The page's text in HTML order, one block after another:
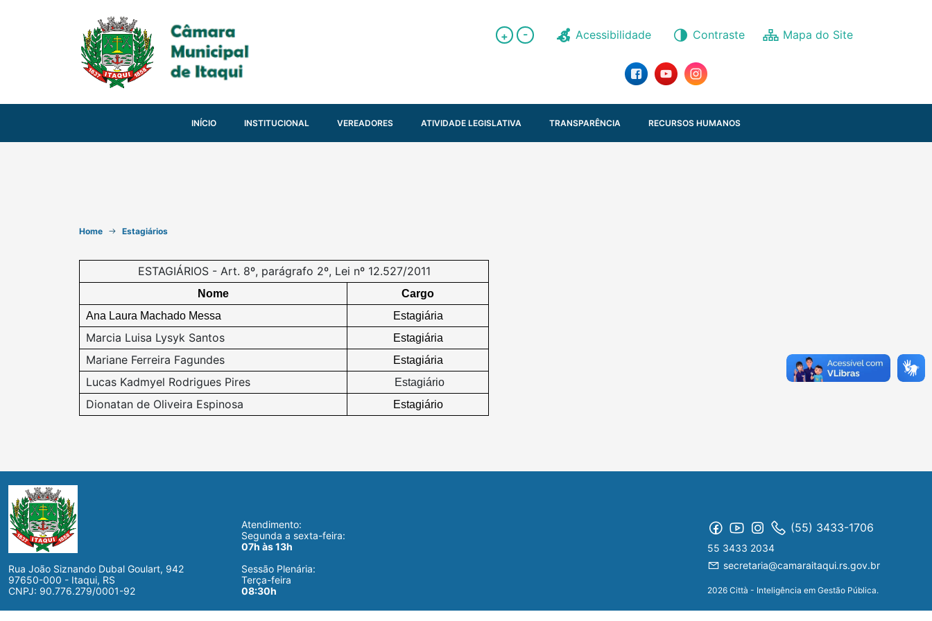
+ - Acessibilidade Contraste
INÍCIO INSTITUCIONAL VEREADORES ATIVIDADE LEGISLATIVA TRANSPARÊNCIA RECURSOS HUMANOS
Home Estagiários
ESTAGIÁRIOS - Art. 8º, parágrafo 2º, Lei nº 12.527/2011
Nome
Cargo
Ana Laura Machado Messa
Estagiária
Marcia Luisa Lysyk Santos Estagiária
Mariane Ferreira Fagundes Estagiária
Lucas Kadmyel Rodrigues Pires Estagiário
Dionatan de Oliveira Espinosa Estagiário
Rua João Siznando Dubal Goulart, 942
97650-000 - Itaqui, RS
CNPJ: 90.776.279/0001-92
Atendimento:
Segunda a sexta-feira:
07h às 13h
Sessão Plenária:
Terça-feira
08:30h
(55) 3433-1706
55 3433 2034
secretaria@camaraitaqui.rs.gov.br
2026 Città - Inteligência em Gestão Pública.